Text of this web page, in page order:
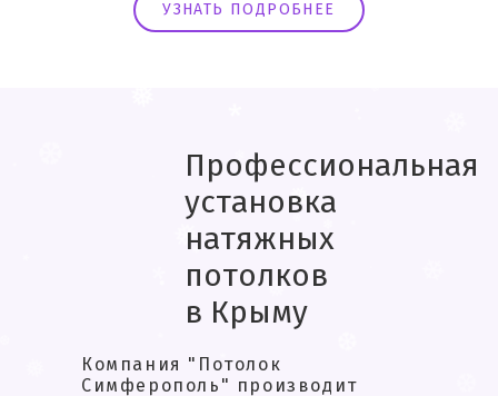
УЗНАТЬ ПОДРОБНЕЕ
❅
❅
❅
❄
❅
❄
❄
*
Профессиональная
установка
натяжных
потолков
в Крыму
Компания "Потолок
Симферополь" производит